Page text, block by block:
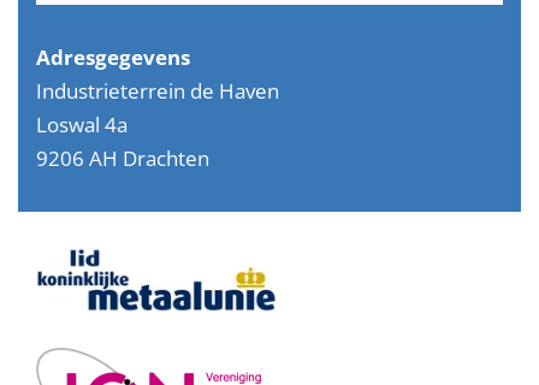
Adresgegevens
Industrieterrein de Haven
Loswal 4a
9206 AH Drachten